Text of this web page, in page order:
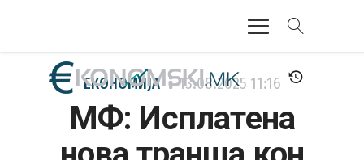
АКТУЕЛНО
ЕКОНОМИЈА
ЕКОНОМИЈА 13.08.2025 11:16
МФ: Исплатена